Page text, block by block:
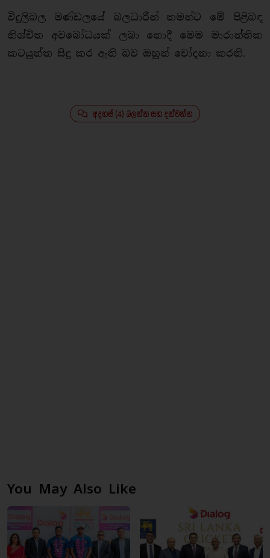
විදුලිබල මණ්ඩලයේ බලධාරීන් තමන්ට මේ පිළිබඳ
නිශ්චිත අවබෝධයක් ලබා නොදී මෙම මාරාන්තික
කටයුත්ත සිදු කර ඇති බව ඔහුන් චෝදනා කරති.
අදහස් (4) බලන්න සහ දක්වන්න
You May Also Like